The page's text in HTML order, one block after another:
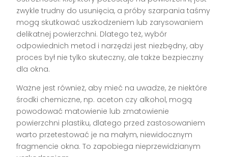
zwykle trudny do usunięcia, a próby szarpania taśmy
mogą skutkować uszkodzeniem lub zarysowaniem
delikatnej powierzchni. Dlatego też, wybór
odpowiednich metod i narzędzi jest niezbędny, aby
proces był nie tylko skuteczny, ale także bezpieczny
dla okna.
Ważne jest również, aby mieć na uwadze, że niektóre
środki chemiczne, np. aceton czy alkohol, mogą
powodować matowienie lub zmatowienie
powierzchni plastiku, dlatego przed zastosowaniem
warto przetestować je na małym, niewidocznym
fragmencie okna. To zapobiega nieprzewidzianym